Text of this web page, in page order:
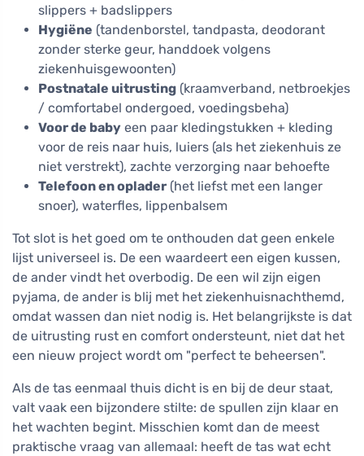
slippers + badslippers
Hygiëne (tandenborstel, tandpasta, deodorant
zonder sterke geur, handdoek volgens
ziekenhuisgewoonten)
Postnatale uitrusting (kraamverband, netbroekjes
/ comfortabel ondergoed, voedingsbeha)
Voor de baby een paar kledingstukken + kleding
voor de reis naar huis, luiers (als het ziekenhuis ze
niet verstrekt), zachte verzorging naar behoefte
Telefoon en oplader (het liefst met een langer
snoer), waterfles, lippenbalsem
Tot slot is het goed om te onthouden dat geen enkele
lijst universeel is. De een waardeert een eigen kussen,
de ander vindt het overbodig. De een wil zijn eigen
pyjama, de ander is blij met het ziekenhuisnachthemd,
omdat wassen dan niet nodig is. Het belangrijkste is dat
de uitrusting rust en comfort ondersteunt, niet dat het
een nieuw project wordt om "perfect te beheersen".
Als de tas eenmaal thuis dicht is en bij de deur staat,
valt vaak een bijzondere stilte: de spullen zijn klaar en
het wachten begint. Misschien komt dan de meest
praktische vraag van allemaal: heeft de tas wat echt